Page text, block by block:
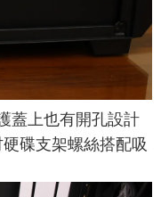
蓋上也有開孔設計
碟支架螺絲搭配吸